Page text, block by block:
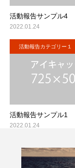
活動報告サンプル4
2022.01.24
活動報告カテゴリー１
活動報告サンプル1
2022.01.24